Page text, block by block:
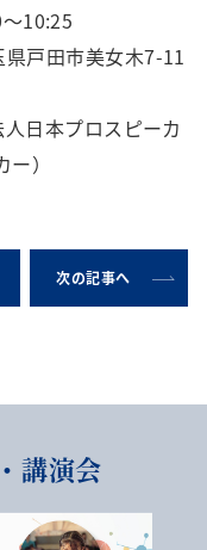
10:25
戸田市美女木7-11
日本プロスピーカ
）
次の記事へ
講演会